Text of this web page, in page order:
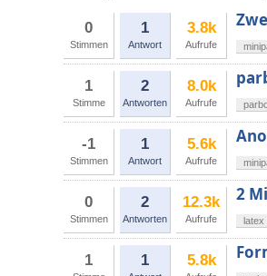
0
Stimmen
1
Antwort
3.8k
Aufrufe
1
Stimme
2
Antworten
8.0k
Aufrufe
-1
Stimmen
1
Antwort
5.6k
Aufrufe
0
Stimmen
2
Antworten
12.3k
Aufrufe
2
latex
1 1 5.8k